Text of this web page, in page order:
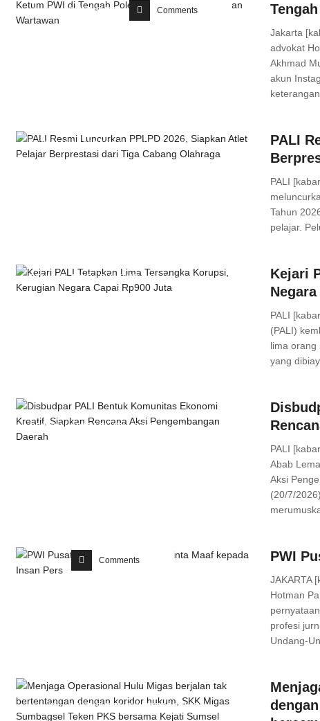
Headline SEKITAR KITA Comments
Jakarta
advokat
Akhmad
akun
PENUKAL ABAB LEMATANG ILIR, Headline
PALI
PALI
Tahun
pelajar.
PENUKAL ABAB LEMATANG ILIR,Headline ,
Kejari
PALI
(PALI)
lima orang
yang
PENUKAL ABAB LEMATANG ILIR,Headline
PALI
Abab
Aksi
(20/7/
Headline Comments PWI
JAKARTA
Hotman
profesi
Undang-
Headline,SEKITAR KITA, SUMATERA SELATAN